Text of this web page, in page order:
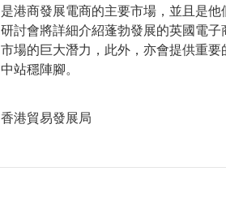
是港商發展電商的主要市場，並且是
研討會將詳細介紹蓬勃發展的英國電
市場的巨大潛力，此外，亦會提供重
中站穩陣腳。
香港貿易發展局